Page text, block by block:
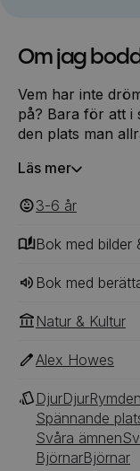
Om jag
Vem har inte
på? Bara för att i
den plats man
Läs mer
3-6 ‎‎ år
Bok med bilder
Bok med
Natur & Kultur
Alex Howes
DjurDjurRymden
Spännande
Svåra ämnen
BjörnarBjörnar